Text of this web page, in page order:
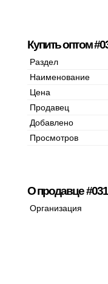
Купить оптом
Раздел
Наименование
Цена
Продавец
Добавлено
Просмотров
О продавце
Организация